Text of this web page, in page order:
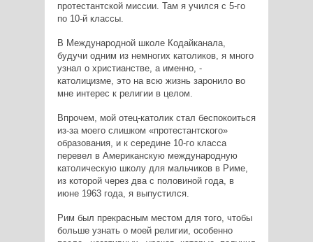
протестантской миссии. Там я учился с 5-го
по 10-й классы.
В Международной школе Кодайканала,
будучи одним из немногих католиков, я много
узнал о христианстве, а именно, -
католицизме, это на всю жизнь заронило во
мне интерес к религии в целом.
Впрочем, мой отец-католик стал беспокоиться
из-за моего слишком «протестантского»
образования, и к середине 10-го класса
перевел в Американскую международную
католическую школу для мальчиков в Риме,
из которой через два с половиной года, в
июне 1963 года, я выпустился.
Рим был прекрасным местом для того, чтобы
больше узнать о моей религии, особенно